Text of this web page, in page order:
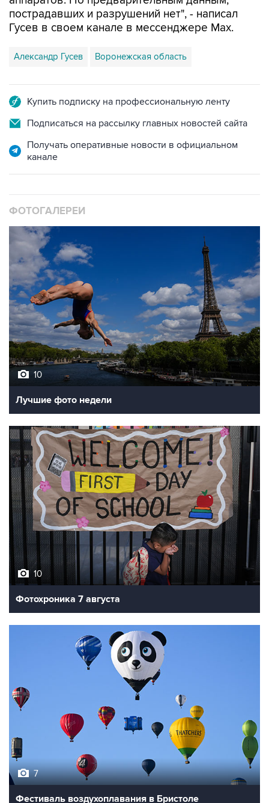
пострадавших и разрушений нет", - написал
Гусев в своем канале в мессенджере Max.
Александр Гусев Воронежская область
Купить подписку на профессиональную ленту
Подписаться на рассылку главных новостей сайта
Получать оперативные новости в официальном
канале
ФОТОГАЛЕРЕИ
10
Лучшие фото недели
10
Фотохроника 7 августа
7
Фестиваль воздухоплавания в Бристоле